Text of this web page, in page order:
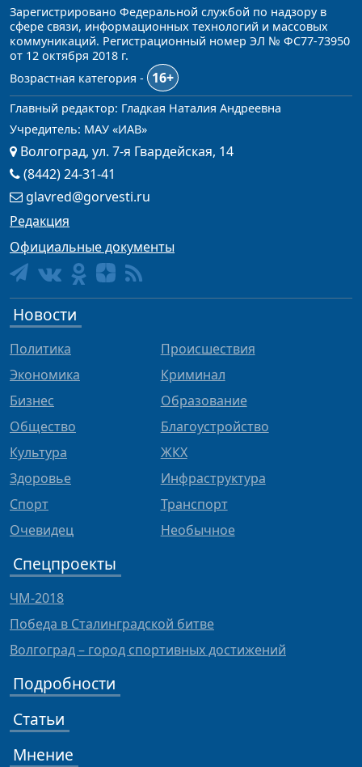
Зарегистрировано Федеральной службой по надзору в
сфере связи, информационных технологий и массовых
коммуникаций. Регистрационный номер ЭЛ № ФС77-73950
от 12 октября 2018 г.
Возрастная категория -
16+
Главный редактор: Гладкая Наталия Андреевна
Учредитель: МАУ «ИАВ»
Волгоград, ул. 7-я Гвардейская, 14
(8442) 24-31-41
glavred@gorvesti.ru
Редакция
Официальные документы
Новости
Политика
Экономика
Бизнес
Общество
Культура
Здоровье
Спорт
Очевидец
Происшествия
Криминал
Образование
Благоустройство
ЖКХ
Инфраструктура
Транспорт
Необычное
Спецпроекты
ЧМ-2018
Победа в Сталинградской битве
Волгоград – город спортивных достижений
Подробности
Статьи
Мнение